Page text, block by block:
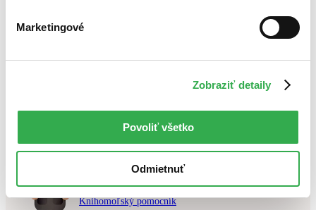
Marketingové
Zobraziť detaily
Povoliť všetko
Odmietnuť
Najlacnejšie
Najvyššia zľava
Nebol nájdenýžiadny titulvyhovujúci zadaným podmienkam.
Skúste prosím zmeniť vyhľadávaný výraz.
Chcete poradiť knihu?
Náš pomocník Sherlock vám ju s radosťou vypátra!
Knihomoľský pomocník